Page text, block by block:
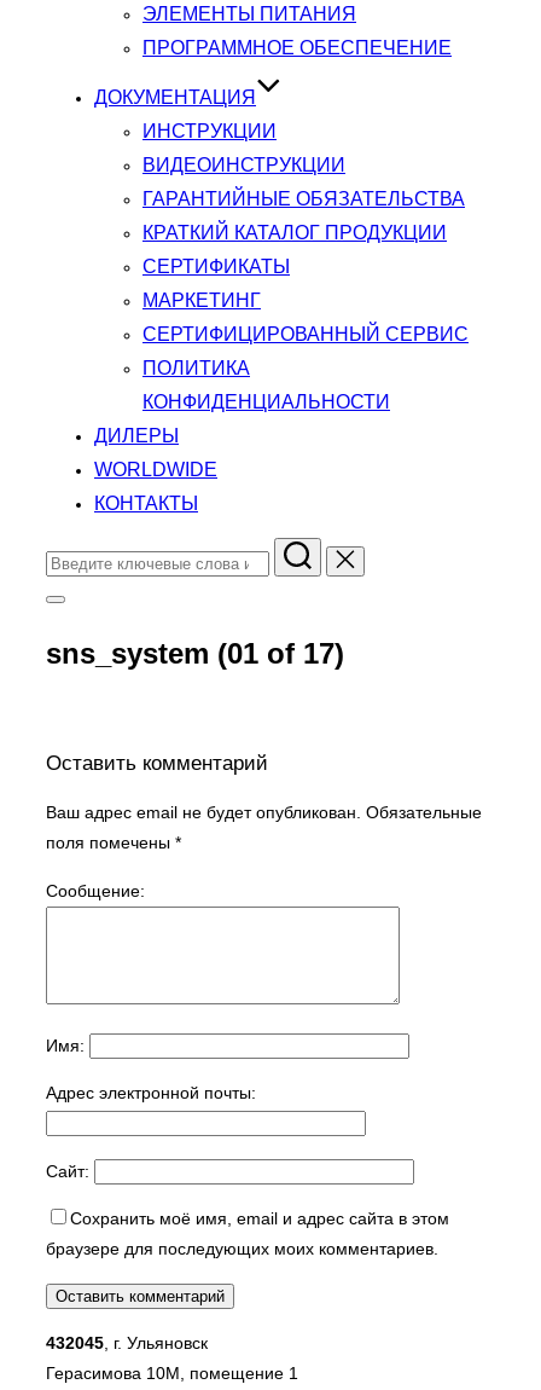
ЭЛЕМЕНТЫ ПИТАНИЯ
ПРОГРАММНОЕ ОБЕСПЕЧЕНИЕ
ДОКУМЕНТАЦИЯ
ИНСТРУКЦИИ
ВИДЕОИНСТРУКЦИИ
ГАРАНТИЙНЫЕ ОБЯЗАТЕЛЬСТВА
КРАТКИЙ КАТАЛОГ ПРОДУКЦИИ
СЕРТИФИКАТЫ
МАРКЕТИНГ
СЕРТИФИЦИРОВАННЫЙ СЕРВИС
ПОЛИТИКА
КОНФИДЕНЦИАЛЬНОСТИ
ДИЛЕРЫ
WORLDWIDE
КОНТАКТЫ
Поиск
по:
Переключить
панель
и
sns_system (01 of 17)
Оставить комментарий
Ваш адрес email не будет опубликован. Обязательные
поля помечены *
Сообщение:
Имя:
Адрес электронной почты:
Сайт:
Сохранить моё имя, email и адрес сайта в этом
браузере для последующих моих комментариев.
432045, г. Ульяновск
Герасимова 10М, помещение 1